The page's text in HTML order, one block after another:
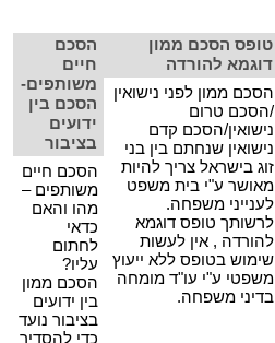
טופס הסכם ממון
דוגמא להורדה
הסכם ממון לפני נישואין
/הסכם טרום
נישואין/הסכם קדם
נישואין שנחתם בין בני
זוג בישראל צריך להיות
מאושר ע"י בית משפט
לענייני משפחה.
לרשותך טופס דוגמא
להורדה , אין לעשות
שימוש בטופס ללא ייעוץ
משפטי ע"י עו"ד מומחה
בדיני משפחה.
הסכם
חיים
משותפים-
הסכם בין
ידועים
בציבור
הסכם חיים
משותפים –
מהו והאם
כדאי
לחתום
עליו?
הסכם ממון
בין ידועים
בציבור נועד
כדי להסדיר